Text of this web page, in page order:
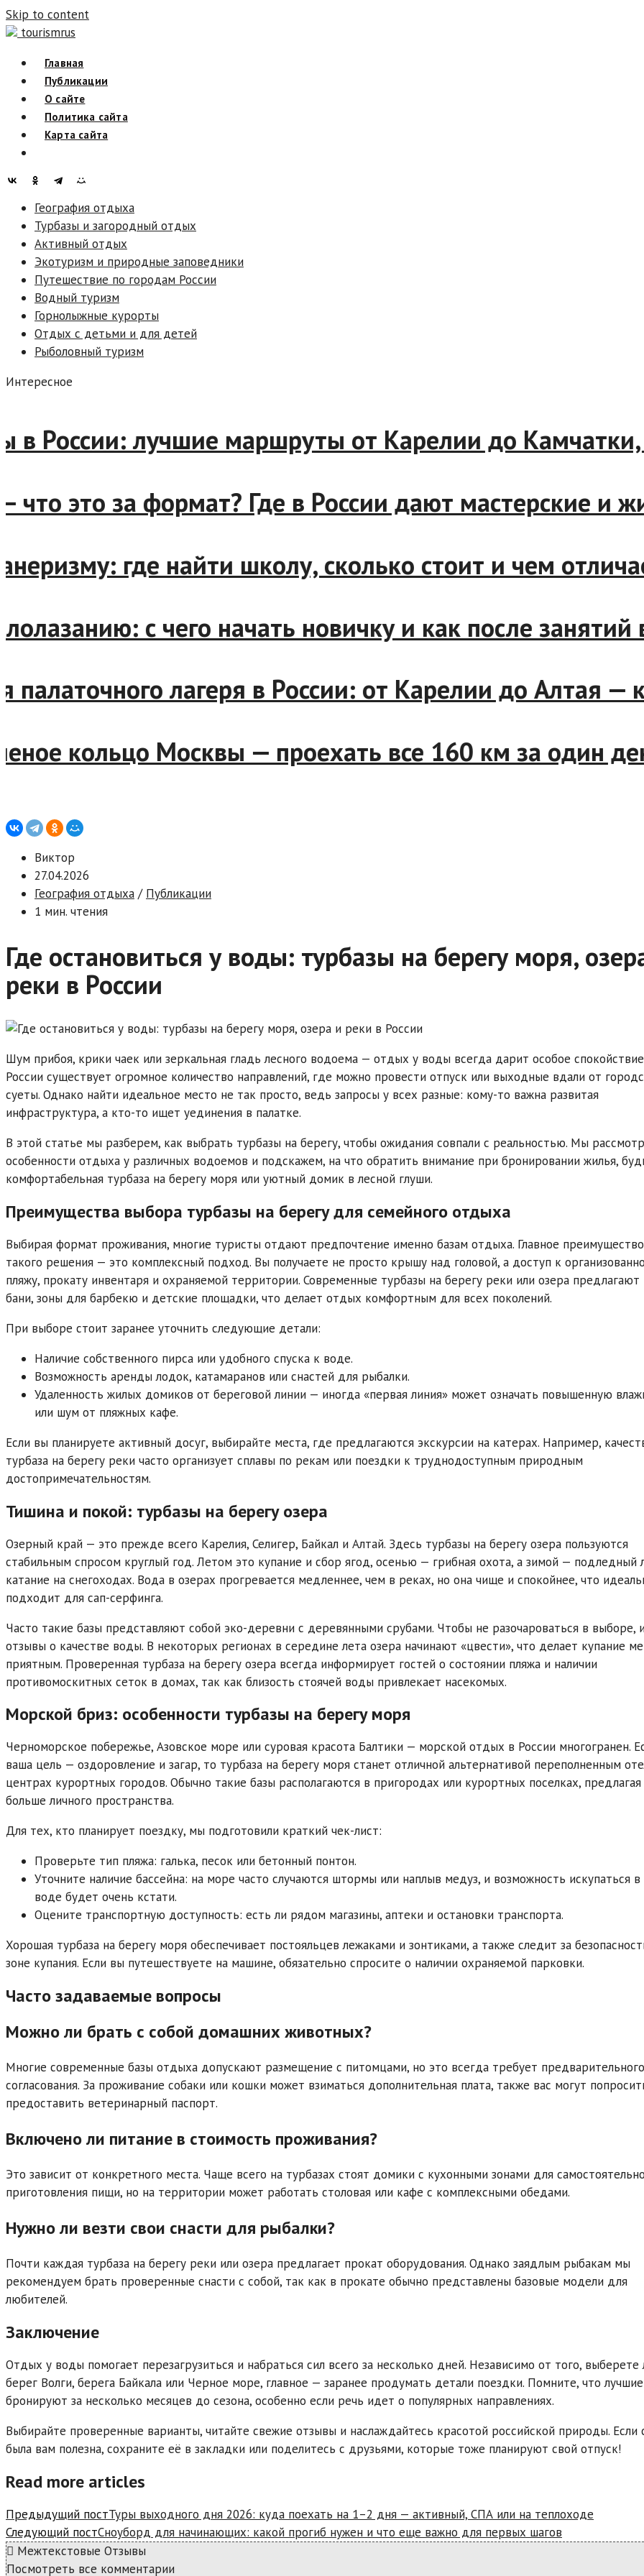
Skip to content
tourismrus
Главная
Публикации
О сайте
Политика сайта
Карта сайта
География отдыха
Турбазы и загородный отдых
Активный отдых
Экотуризм и природные заповедники
Путешествие по городам России
Водный туризм
Горнолыжные курорты
Отдых с детьми и для детей
Рыболовный туризм
Интересное
России: лучшие маршруты от Карелии до Камчатки,
это за формат? Где в России дают мастерские и
где найти школу, сколько стоит и чем
с чего начать новичку и как после занятий в
лагеря в России: от Карелии до Алтая —
кольцо Москвы — проехать все 160 км за один день
Виктор
27.04.2026
География отдыха / Публикации
1 мин. чтения
Где остановиться у воды: турбазы на берегу моря,
реки в России
Шум прибоя, крики чаек или зеркальная гладь лесного водоема — отдых у воды всегда дарит особое
России существует огромное количество направлений, где можно провести отпуск или выходные вдали от
суеты. Однако найти идеальное место не так просто, ведь запросы у всех разные: кому-то важна развитая
инфраструктура, а кто-то ищет уединения в палатке.
В этой статье мы разберем, как выбрать турбазы на берегу, чтобы ожидания совпали с реальностью. Мы
особенности отдыха у различных водоемов и подскажем, на что обратить внимание при бронировании жилья,
комфортабельная турбаза на берегу моря или уютный домик в лесной глуши.
Преимущества выбора турбазы на берегу для семейного отдыха
Выбирая формат проживания, многие туристы отдают предпочтение именно базам отдыха. Главное преимущество
такого решения — это комплексный подход. Вы получаете не просто крышу над головой, а доступ к
пляжу, прокату инвентаря и охраняемой территории. Современные турбазы на берегу реки или озера предлагают
бани, зоны для барбекю и детские площадки, что делает отдых комфортным для всех поколений.
При выборе стоит заранее уточнить следующие детали:
Наличие собственного пирса или удобного спуска к воде.
Возможность аренды лодок, катамаранов или снастей для рыбалки.
Удаленность жилых домиков от береговой линии — иногда «первая линия» может означать повышенную
или шум от пляжных кафе.
Если вы планируете активный досуг, выбирайте места, где предлагаются экскурсии на катерах. Например,
турбаза на берегу реки часто организует сплавы по рекам или поездки к труднодоступным природным
достопримечательностям.
Тишина и покой: турбазы на берегу озера
Озерный край — это прежде всего Карелия, Селигер, Байкал и Алтай. Здесь турбазы на берегу озера пользуются
стабильным спросом круглый год. Летом это купание и сбор ягод, осенью — грибная охота, а зимой — подледный
катание на снегоходах. Вода в озерах прогревается медленнее, чем в реках, но она чище и спокойнее, что
подходит для сап-серфинга.
Часто такие базы представляют собой эко-деревни с деревянными срубами. Чтобы не разочароваться в выборе,
отзывы о качестве воды. В некоторых регионах в середине лета озера начинают «цвести», что делает купание
приятным. Проверенная турбаза на берегу озера всегда информирует гостей о состоянии пляжа и наличии
противомоскитных сеток в домах, так как близость стоячей воды привлекает насекомых.
Морской бриз: особенности турбазы на берегу моря
Черноморское побережье, Азовское море или суровая красота Балтики — морской отдых в России многогранен.
ваша цель — оздоровление и загар, то турбаза на берегу моря станет отличной альтернативой переполненным
центрах курортных городов. Обычно такие базы располагаются в пригородах или курортных поселках, предлагая
больше личного пространства.
Для тех, кто планирует поездку, мы подготовили краткий чек-лист:
Проверьте тип пляжа: галька, песок или бетонный понтон.
Уточните наличие бассейна: на море часто случаются штормы или наплыв медуз, и возможность искупаться в
воде будет очень кстати.
Оцените транспортную доступность: есть ли рядом магазины, аптеки и остановки транспорта.
Хорошая турбаза на берегу моря обеспечивает постояльцев лежаками и зонтиками, а также следит за
зоне купания. Если вы путешествуете на машине, обязательно спросите о наличии охраняемой парковки.
Часто задаваемые вопросы
Можно ли брать с собой домашних животных?
Многие современные базы отдыха допускают размещение с питомцами, но это всегда требует предварительного
согласования. За проживание собаки или кошки может взиматься дополнительная плата, также вас могут
предоставить ветеринарный паспорт.
Включено ли питание в стоимость проживания?
Это зависит от конкретного места. Чаще всего на турбазах стоят домики с кухонными зонами для
приготовления пищи, но на территории может работать столовая или кафе с комплексными обедами.
Нужно ли везти свои снасти для рыбалки?
Почти каждая турбаза на берегу реки или озера предлагает прокат оборудования. Однако заядлым рыбакам мы
рекомендуем брать проверенные снасти с собой, так как в прокате обычно представлены базовые модели для
любителей.
Заключение
Отдых у воды помогает перезагрузиться и набраться сил всего за несколько дней. Независимо от того, выберете
берег Волги, берега Байкала или Черное море, главное — заранее продумать детали поездки. Помните, что
бронируют за несколько месяцев до сезона, особенно если речь идет о популярных направлениях.
Выбирайте проверенные варианты, читайте свежие отзывы и наслаждайтесь красотой российской природы. Если
была вам полезна, сохраните её в закладки или поделитесь с друзьями, которые тоже планируют свой отпуск!
Read more articles
Предыдущий постТуры выходного дня 2026: куда поехать на 1–2 дня — активный, СПА или на теплоходе
Следующий постСноуборд для начинающих: какой прогиб нужен и что еще важно для первых шагов
Межтекстовые Отзывы
Посмотреть все комментарии